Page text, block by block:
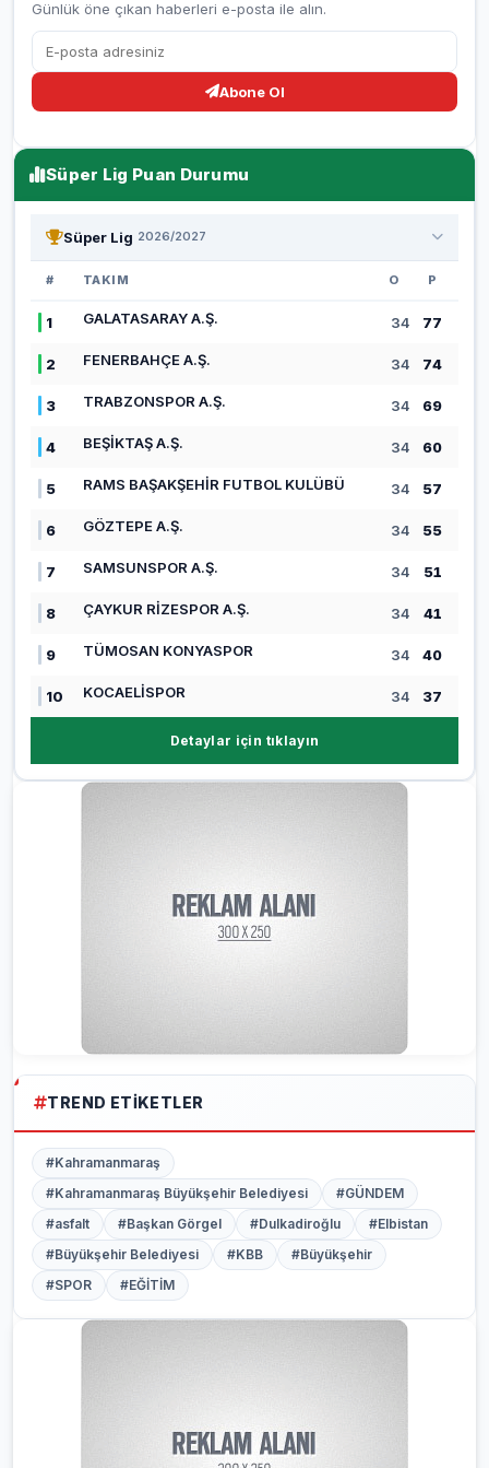
Günlük öne çıkan haberleri e-posta ile alın.
Abone Ol
Süper Lig Puan Durumu
Süper Lig 2026/2027
# TAKIM O P
1 GALATASARAY A.Ş. 34 77
2 FENERBAHÇE A.Ş. 34 74
3 TRABZONSPOR A.Ş. 34 69
4 BEŞİKTAŞ A.Ş. 34 60
5 RAMS BAŞAKŞEHİR FUTBOL KULÜBÜ 34 57
6 GÖZTEPE A.Ş. 34 55
7 SAMSUNSPOR A.Ş. 34 51
8 ÇAYKUR RİZESPOR A.Ş. 34 41
9 TÜMOSAN KONYASPOR 34 40
10 KOCAELİSPOR 34 37
Detaylar için tıklayın
TREND ETIKETLER
#Kahramanmaraş
#Kahramanmaraş Büyükşehir Belediyesi
#GÜNDEM
#asfalt
#Başkan Görgel #Dulkadiroğlu
#Elbistan
#Büyükşehir Belediyesi
#KBB
#Büyükşehir
#SPOR
#EĞİTİM